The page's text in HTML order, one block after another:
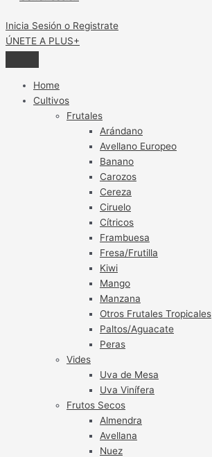
Inicia Sesión o Registrate
ÚNETE A PLUS+
Home
Cultivos
Frutales
Arándano
Avellano Europeo
Banano
Carozos
Cereza
Ciruelo
Cítricos
Frambuesa
Fresa/Frutilla
Kiwi
Mango
Manzana
Otros Frutales Tropicales
Paltos/Aguacate
Peras
Vides
Uva de Mesa
Uva Vinífera
Frutos Secos
Almendra
Avellana
Nuez
efectos
del